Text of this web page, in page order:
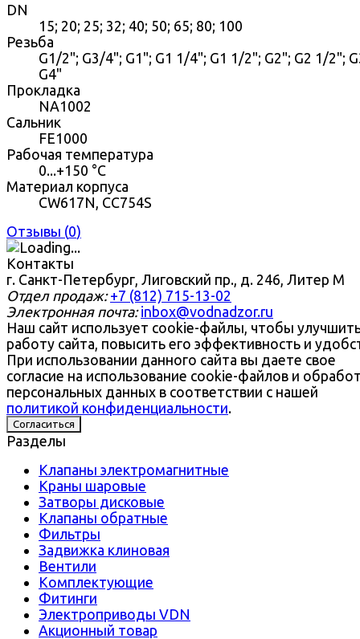
DN
15; 20; 25; 32; 40; 50; 65; 80; 100
Резьба
G1/2"; G3/4"; G1"; G1 1/4"; G1 1/2"; G2"; G2 1/2";
G4"
Прокладка
NA1002
Сальник
FE1000
Рабочая температура
0...+150 °С
Материал корпуса
CW617N, CC754S
Отзывы (0)
Контакты
г. Санкт-Петербург, Лиговский пр., д. 246, Литер М
Отдел продаж: +7 (812) 715-13-02
Электронная почта: inbox@vodnadzor.ru
Наш сайт использует cookie-файлы, чтобы
работу сайта, повысить его эффективность и
При использовании данного сайта вы даете свое
согласие на использование cookie-файлов и
персональных данных в соответствии с нашей
политикой конфиденциальности.
Согласиться
Разделы
Клапаны электромагнитные
Краны шаровые
Затворы дисковые
Клапаны обратные
Фильтры
Задвижка клиновая
Вентили
Комплектующие
Фитинги
Электроприводы VDN
Акционный товар